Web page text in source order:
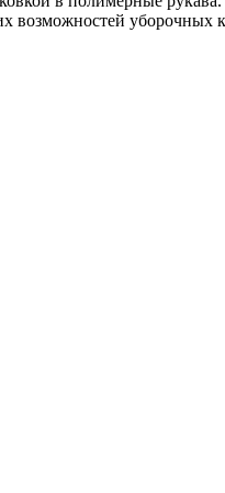
возможностей уборочных